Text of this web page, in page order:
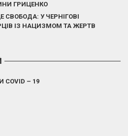
ГРИЦЕНКО
У ЧЕРНІГОВІ
ІЗ НАЦИЗМОМ ТА ЖЕРТВ
– 19